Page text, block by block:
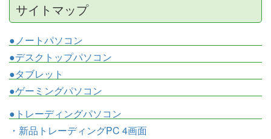
サイトマップ
●ノートパソコン
●デスクトップパソコン
●タブレット
●ゲーミングパソコン
●トレーディングパソコン
・新品トレーディングPC 4画面